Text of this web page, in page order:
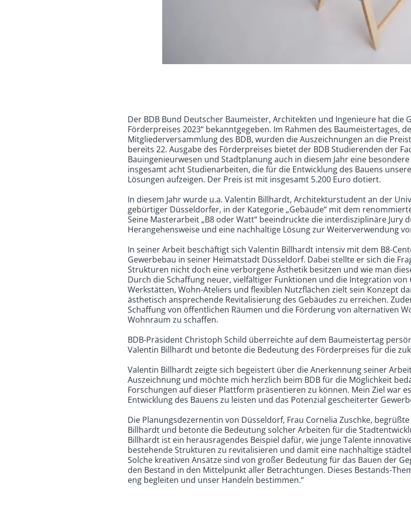
Der BDB Bund Deutscher Baumeister, Architekten und Ingenieure hat die
Förderpreises 2023“ bekanntgegeben. Im Rahmen des Baumeistertages,
Mitgliederversammlung des BDB, wurden die Auszeichnungen an die
bereits 22. Ausgabe des Förderpreises bietet der BDB Studierenden der
Bauingenieurwesen und Stadtplanung auch in diesem Jahr eine
insgesamt acht Studienarbeiten, die für die Entwicklung des Bauens
Lösungen aufzeigen. Der Preis ist mit insgesamt 5.200 Euro dotiert.
In diesem Jahr wurde u.a. Valentin Billhardt, Architekturstudent an der
gebürtiger Düsseldorfer, in der Kategorie „Gebäude“ mit dem
Seine Masterarbeit „B8 oder Watt“ beeindruckte die interdisziplinäre Jury
Herangehensweise und eine nachhaltige Lösung zur Weiterverwendung
In seiner Arbeit beschäftigt sich Valentin Billhardt intensiv mit dem B8-
Gewerbebau in seiner Heimatstadt Düsseldorf. Dabei stellte er sich die
Strukturen nicht doch eine verborgene Ästhetik besitzen und wie man
Durch die Schaffung neuer, vielfältiger Funktionen und die Integration von
Werkstätten, Wohn-Ateliers und flexiblen Nutzflächen zielt sein Konzept
ästhetisch ansprechende Revitalisierung des Gebäudes zu erreichen.
Schaffung von öffentlichen Räumen und die Förderung von alternativen
Wohnraum zu schaffen.
BDB-Präsident Christoph Schild überreichte auf dem Baumeistertag
Valentin Billhardt und betonte die Bedeutung des Förderpreises für die
Valentin Billhardt zeigte sich begeistert über die Anerkennung seiner
Auszeichnung und möchte mich herzlich beim BDB für die Möglichkeit
Forschungen auf dieser Plattform präsentieren zu können. Mein Ziel war
Entwicklung des Bauens zu leisten und das Potenzial gescheiterter
Die Planungsdezernentin von Düsseldorf, Frau Cornelia Zuschke,
Billhardt und betonte die Bedeutung solcher Arbeiten für die
Billhardt ist ein herausragendes Beispiel dafür, wie junge Talente
bestehende Strukturen zu revitalisieren und damit eine nachhaltige
Solche kreativen Ansätze sind von großer Bedeutung für das Bauen der
den Bestand in den Mittelpunkt aller Betrachtungen. Dieses Bestands-
eng begleiten und unser Handeln bestimmen.“